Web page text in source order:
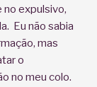
no expulsivo,
Eu não sabia
mas
o
no meu colo.